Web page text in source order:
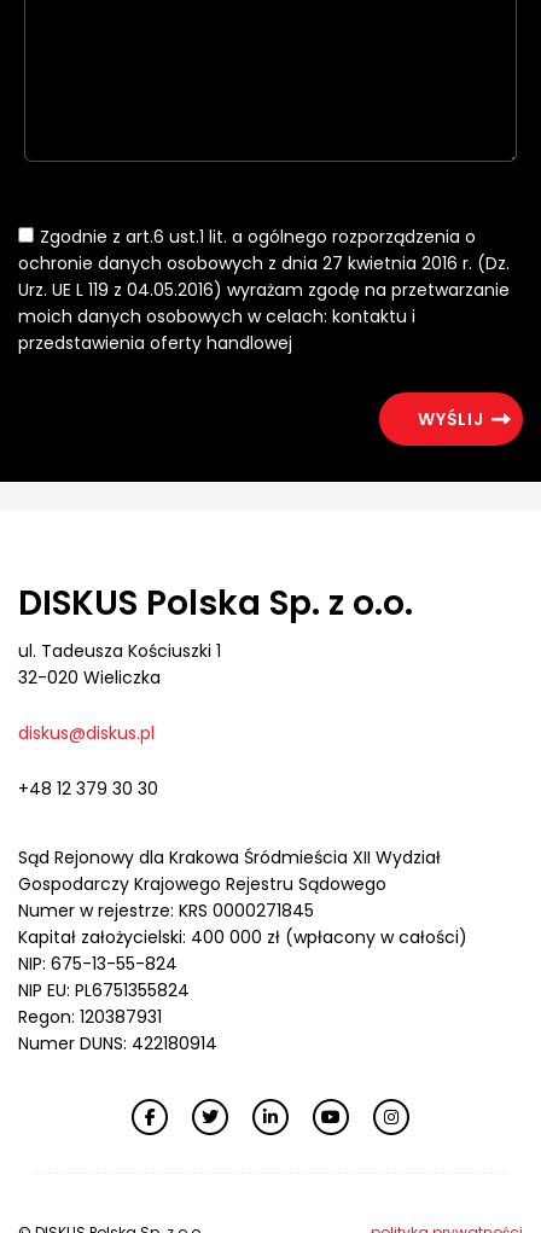
Zgodnie z art.6 ust.1 lit. a ogólnego rozporządzenia o
ochronie danych osobowych z dnia 27 kwietnia 2016 r. (Dz.
Urz. UE L 119 z 04.05.2016) wyrażam zgodę na przetwarzanie
moich danych osobowych w celach: kontaktu i
przedstawienia oferty handlowej
DISKUS Polska Sp. z o.o.
ul. Tadeusza Kościuszki 1
32-020 Wieliczka
diskus@diskus.pl
+48 12 379 30 30
Sąd Rejonowy dla Krakowa Śródmieścia XII Wydział
Gospodarczy Krajowego Rejestru Sądowego
Numer w rejestrze: KRS 0000271845
Kapitał założycielski: 400 000 zł (wpłacony w całości)
NIP: 675-13-55-824
NIP EU: PL6751355824
Regon: 120387931
Numer DUNS: 422180914